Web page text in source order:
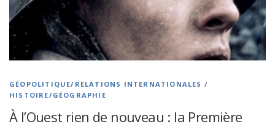
GÉOPOLITIQUE/RELATIONS INTERNATIONALES /
HISTOIRE/GÉOGRAPHIE
À l’Ouest rien de nouveau : la Première